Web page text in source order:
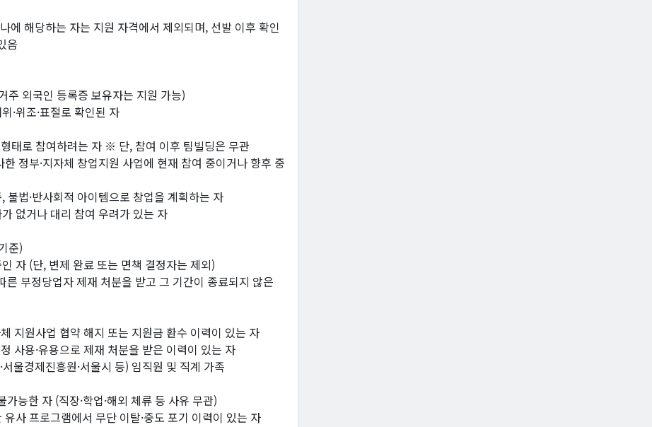
에 해당하는 자는 지원 자격에서 제외되며, 선발 이후 확인
음
외국인 등록증 보유자는 지원 가능)
·위조·표절로 확인된 자
태로 참여하려는 자 ※ 단, 참여 이후 팀빌딩은 무관
정부·지자체 창업지원 사업에 현재 참여 중이거나 향후 중
법·반사회적 아이템으로 창업을 계획하는 자
없거나 대리 참여 우려가 있는 자
준)
자 (단, 변제 완료 또는 면책 결정자는 제외)
부정당업자 제재 처분을 받고 그 기간이 종료되지 않은
지원사업 협약 해지 또는 지원금 환수 이력이 있는 자
사용·유용으로 제재 처분을 받은 이력이 있는 자
울경제진흥원·서울시 등) 임직원 및 직계 가족
능한 자 (직장·학업·해외 체류 등 사유 무관)
사 프로그램에서 무단 이탈·중도 포기 이력이 있는 자